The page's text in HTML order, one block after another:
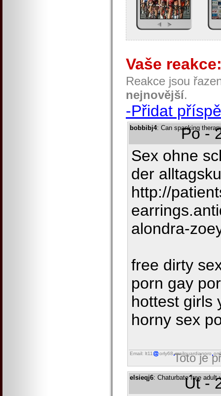
Vaše
Reakce jsou
nejnovější.
-Přidat
bobbibj4: Can spanking
Po -
Sex ohne
der
http://
alondra-
free dirty
porn gay
hottest girls
horny sex
Email: lt11 orly68 mailguardianpro
Toto je
elsieqj6: Chaturbate free adult
Út -